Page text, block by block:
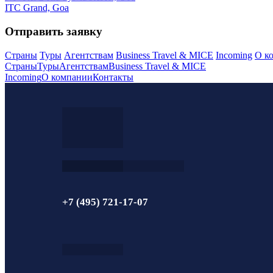
ITC Grand, Goa
Отправить заявку
Страны Туры Агентствам Business Travel & MICE Incoming О
СтраныТурыАгентствамBusiness Travel & MICE
IncomingО компанииКонтакты
+7 (495) 721-17-07